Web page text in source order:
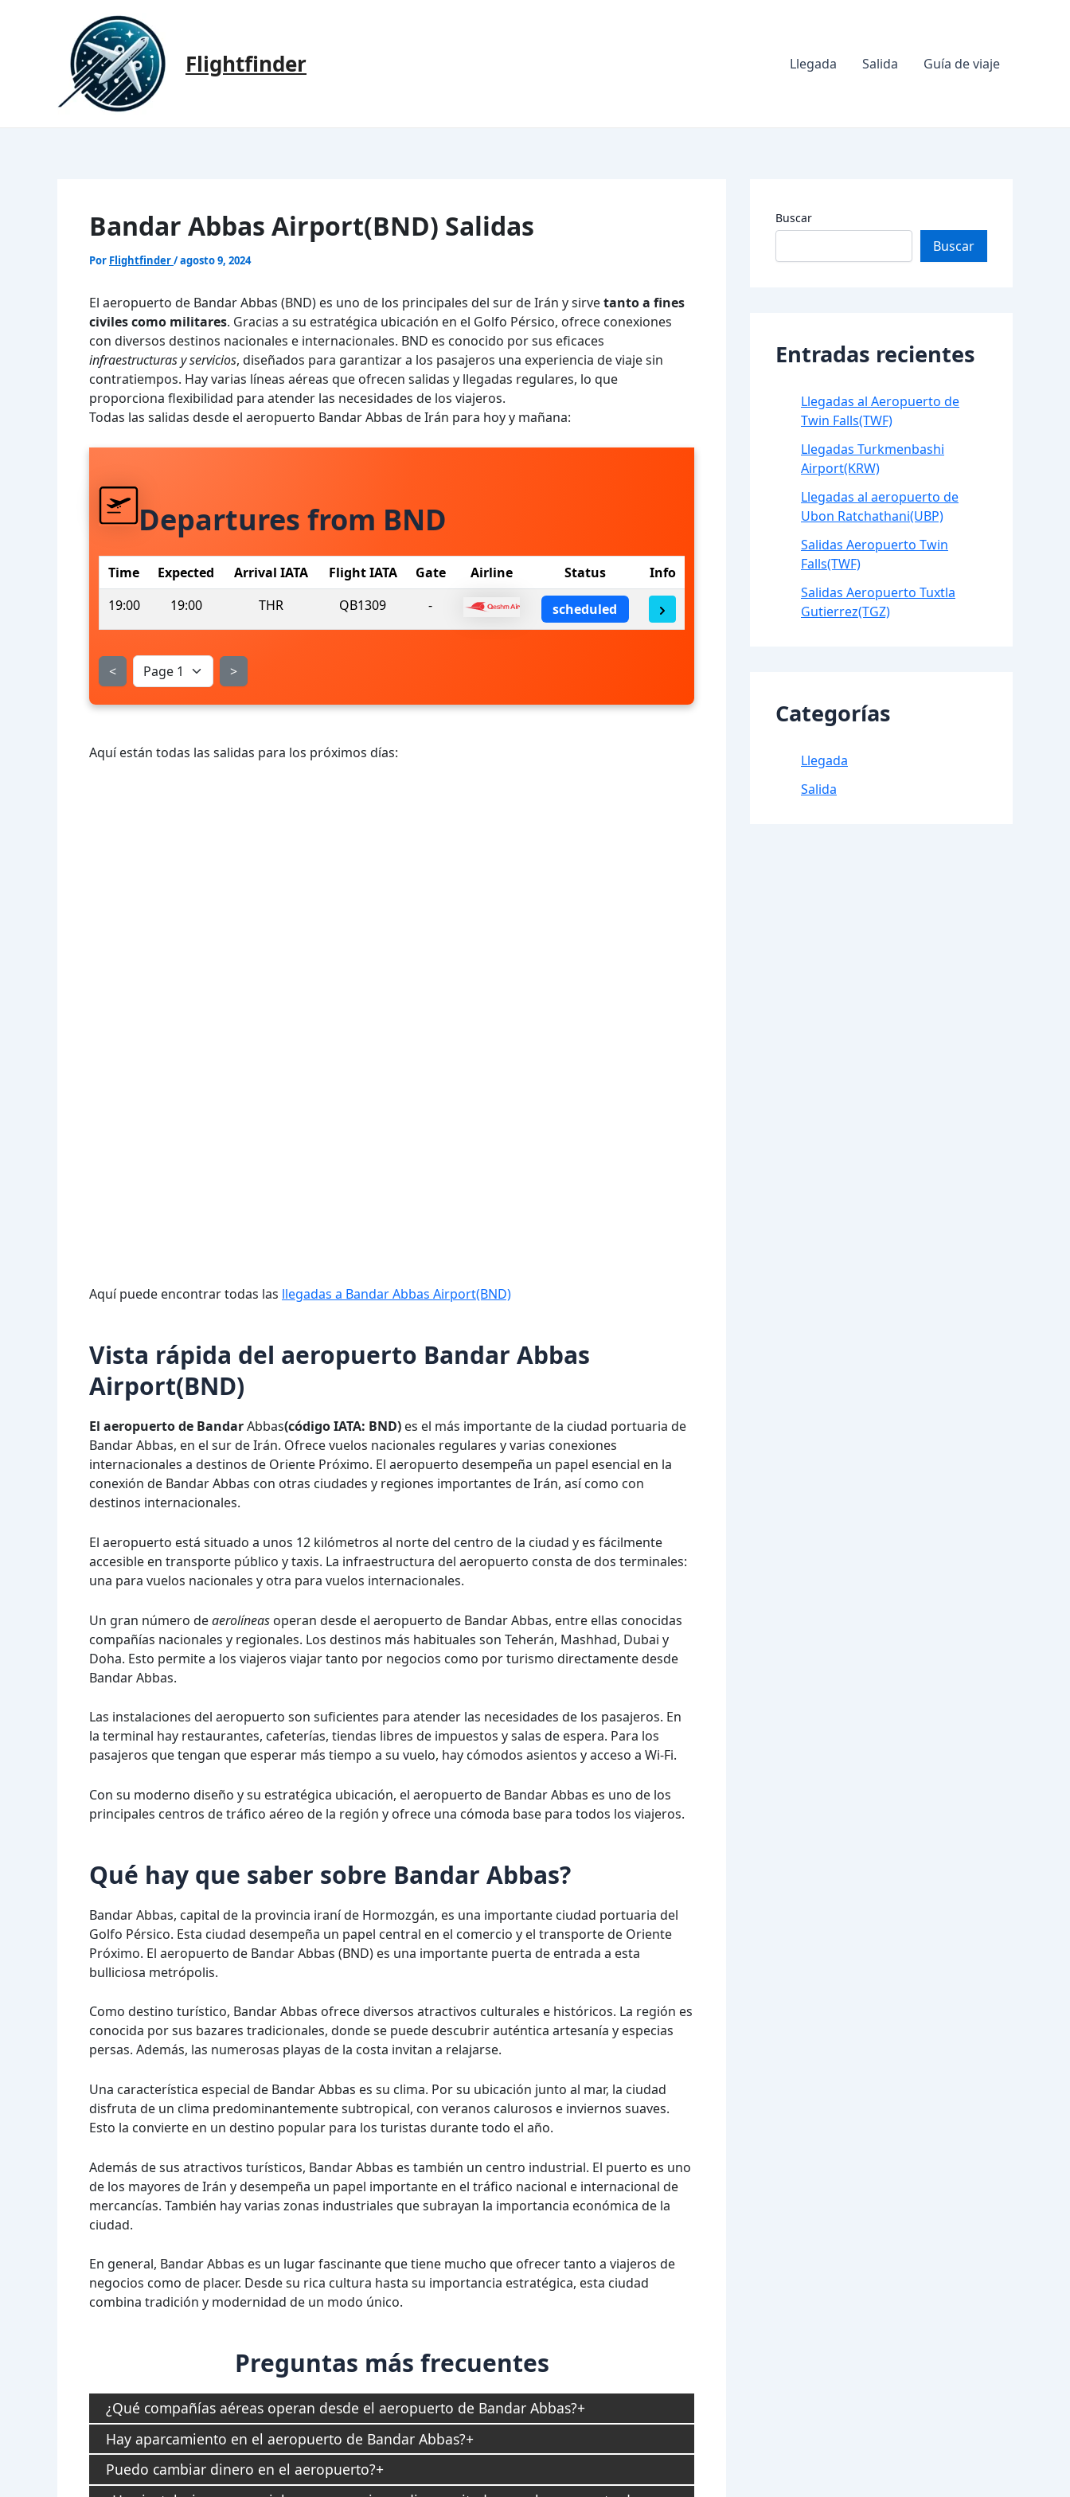
Flightfinder Llegada Salida Guía de viaje
Bandar Abbas Airport(BND) Salidas
Por Flightfinder/agosto 9, 2024
El aeropuerto de Bandar Abbas (BND) es uno de los principales del sur de Irán y sirvetanto a fines
civiles como militares. Gracias a su estratégica ubicación en el Golfo Pérsico, ofrece conexiones
con diversos destinos nacionales e internacionales. BND es conocido por sus eficaces
infraestructuras y servicios, diseñados para garantizar a los pasajeros una experiencia de viaje sin
contratiempos. Hay varias líneas aéreas que ofrecen salidas y llegadas regulares, lo que
proporciona flexibilidad para atender las necesidades de los viajeros.
Todas las salidas desde el aeropuerto Bandar Abbas de Irán para hoy y mañana:
Departures from BND
Time Expected Arrival IATA Flight IATA Gate Airline Status
Info
19:00
19:00 THR QB1309 - scheduled
< >
Aquí están todas las salidas para los próximos días:
Aquí puede encontrar todas las llegadas a Bandar Abbas Airport(BND)
Vista rápida del aeropuerto Bandar Abbas
Airport(BND)
El aeropuerto de BandarAbbas(código IATA: BND) es el más importante de la ciudad portuaria de
Bandar Abbas, en el sur de Irán. Ofrece vuelos nacionales regulares y varias conexiones
internacionales a destinos de Oriente Próximo. El aeropuerto desempeña un papel esencial en la
conexión de Bandar Abbas con otras ciudades y regiones importantes de Irán, así como con
destinos internacionales.
El aeropuerto está situado a unos 12 kilómetros al norte del centro de la ciudad y es fácilmente
accesible en transporte público y taxis. La infraestructura del aeropuerto consta de dos terminales:
una para vuelos nacionales y otra para vuelos internacionales.
Un gran número deaerolíneas operan desde el aeropuerto de Bandar Abbas, entre ellas conocidas
compañías nacionales y regionales. Los destinos más habituales son Teherán, Mashhad, Dubai y
Doha. Esto permite a los viajeros viajar tanto por negocios como por turismo directamente desde
Bandar Abbas.
Las instalaciones del aeropuerto son suficientes para atender las necesidades de los pasajeros. En
la terminal hay restaurantes, cafeterías, tiendas libres de impuestos y salas de espera. Para los
pasajeros que tengan que esperar más tiempo a su vuelo, hay cómodos asientos y acceso a Wi-Fi.
Con su moderno diseño y su estratégica ubicación, el aeropuerto de Bandar Abbas es uno de los
principales centros de tráfico aéreo de la región y ofrece una cómoda base para todos los viajeros.
Qué hay que saber sobre Bandar Abbas?
Bandar Abbas, capital de la provincia iraní de Hormozgán, es una importante ciudad portuaria del
Golfo Pérsico. Esta ciudad desempeña un papel central en el comercio y el transporte de Oriente
Próximo. El aeropuerto de Bandar Abbas (BND) es una importante puerta de entrada a esta
bulliciosa metrópolis.
Como destino turístico, Bandar Abbas ofrece diversos atractivos culturales e históricos. La región es
conocida por sus bazares tradicionales, donde se puede descubrir auténtica artesanía y especias
persas. Además, las numerosas playas de la costa invitan a relajarse.
Una característica especial de Bandar Abbas es su clima. Por su ubicación junto al mar, la ciudad
disfruta de un clima predominantemente subtropical, con veranos calurosos e inviernos suaves.
Esto la convierte en un destino popular para los turistas durante todo el año.
Además de sus atractivos turísticos, Bandar Abbas es también un centro industrial. El puerto es uno
de los mayores de Irán y desempeña un papel importante en el tráfico nacional e internacional de
mercancías. También hay varias zonas industriales que subrayan la importancia económica de la
ciudad.
En general, Bandar Abbas es un lugar fascinante que tiene mucho que ofrecer tanto a viajeros de
negocios como de placer. Desde su rica cultura hasta su importancia estratégica, esta ciudad
combina tradición y modernidad de un modo único.
Preguntas más frecuentes
¿Qué compañías aéreas operan desde el aeropuerto de Bandar Abbas?
Hay aparcamiento en el aeropuerto de Bandar Abbas?
Puedo cambiar dinero en el aeropuerto?
Buscar
Buscar
Entradas recientes
Llegadas al Aeropuerto de
Twin Falls(TWF)
Llegadas Turkmenbashi
Airport(KRW)
Llegadas al aeropuerto de
Ubon Ratchathani(UBP)
Salidas Aeropuerto Twin
Falls(TWF)
Salidas Aeropuerto Tuxtla
Gutierrez(TGZ)
Categorías
Llegada
Salida